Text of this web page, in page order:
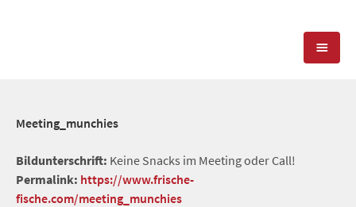
SOCIAL MEDIA
REFERENZEN
PRESSESERVICE
Meeting_munchies
Bildunterschrift: Keine Snacks im Meeting oder Call!
Permalink: https://www.frische-
fische.com/meeting_munchies